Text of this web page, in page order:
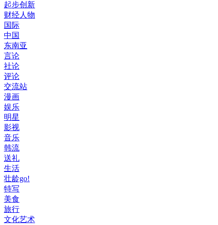
起步创新
财经人物
国际
中国
东南亚
言论
社论
评论
交流站
漫画
娱乐
明星
影视
音乐
韩流
送礼
生活
壮龄go!
特写
美食
旅行
文化艺术